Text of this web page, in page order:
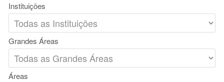
Instituições
Grandes Áreas
Áreas